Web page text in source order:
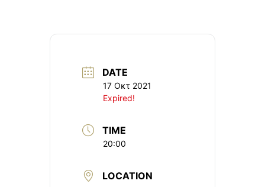
DATE
17 Οκτ 2021
Expired!
TIME
20:00
LOCATION